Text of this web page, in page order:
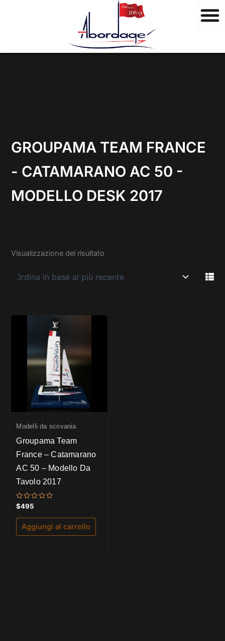
i
GROUPAMA TEAM FRANCE
- CATAMARANO AC 50 -
MODELLO DESK 2017
Visualizzazione del risultato
Modelli da scrivania
Groupama Team
France – Catamarano
AC 50 – Modello Da
Tavolo 2017
Valutato
0
su
$495
Aggiungi al carrello